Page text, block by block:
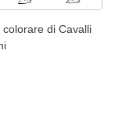
colorare di Cavalli